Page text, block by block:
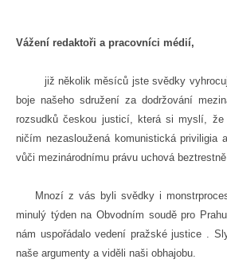
Vážení redaktoři a pracovníci médií,
již několik měsíců jste svědky
boje našeho sdružení za dodržování
rozsudků českou justicí, která si myslí,
ničím nezasloužená komunistická priviligia
vůči mezinárodnímu právu uchová beztrestně
Mnozí z vás byli svědky i
minulý týden na Obvodním soudě pro
nám uspořádalo vedení pražské justice .
naše argumenty a viděli naši obhajobu.